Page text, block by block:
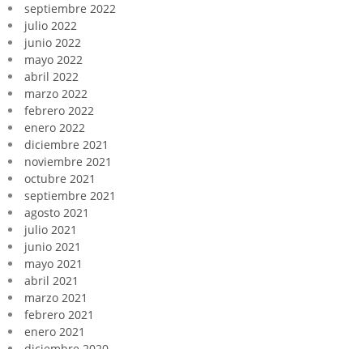
septiembre 2022
julio 2022
junio 2022
mayo 2022
abril 2022
marzo 2022
febrero 2022
enero 2022
diciembre 2021
noviembre 2021
octubre 2021
septiembre 2021
agosto 2021
julio 2021
junio 2021
mayo 2021
abril 2021
marzo 2021
febrero 2021
enero 2021